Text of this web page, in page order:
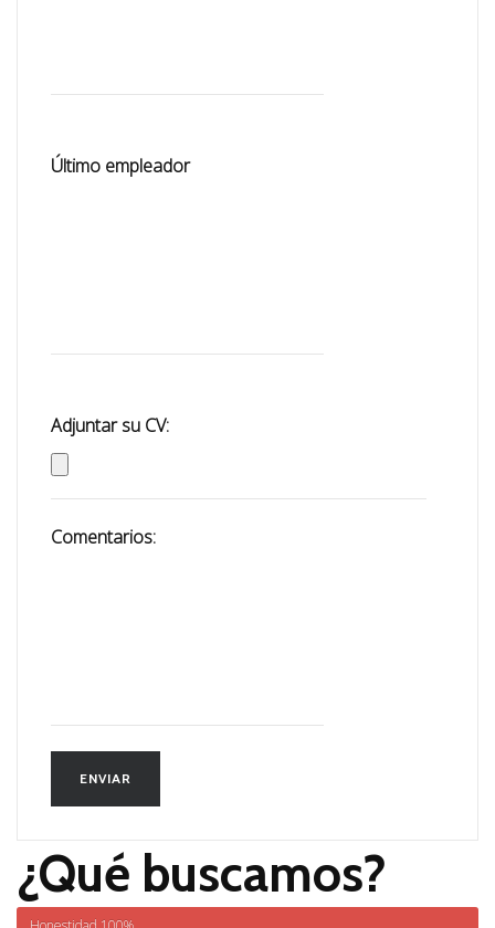
Último empleador
Adjuntar su CV:
Comentarios:
¿Qué buscamos?